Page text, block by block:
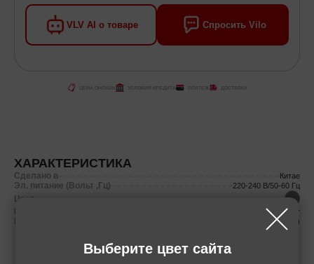
Выберите цвет сайта
VLV AI о товаре Спросить Vilo
ЦЕНА ОНЛАЙН УСЛОВИЯ КРЕДИТА ПЛАТЕЖ ДОСТАВКА
ХАРАКТЕРИСТИКА
Сделано в Китае
Эл. питание (Вольт ,Гц) 220-240 В/50-60 Гц
Цвет
2400 Вт
7.5 (кг)